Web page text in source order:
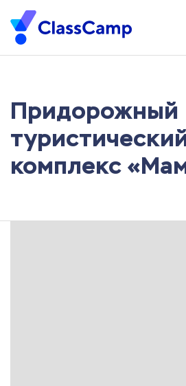
Придорожный
комплекс